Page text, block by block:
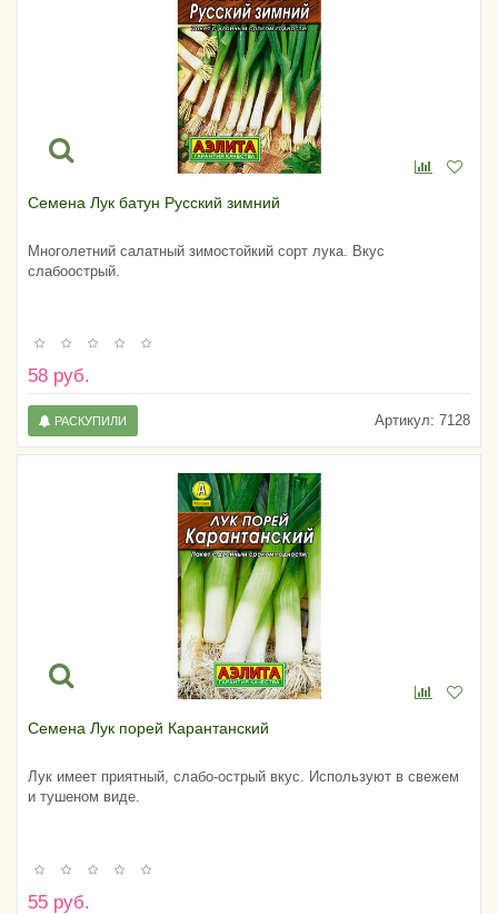
Семена Лук батун Русский зимний
Многолетний салатный зимостойкий сорт лука. Вкус
слабоострый.
58 руб.
Артикул: 7128
РАСКУПИЛИ
Семена Лук порей Карантанский
Лук имеет приятный, слабо-острый вкус. Используют в свежем
и тушеном виде.
55 руб.